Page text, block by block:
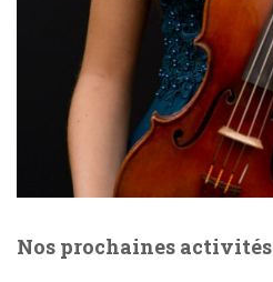
Nos prochaines activités